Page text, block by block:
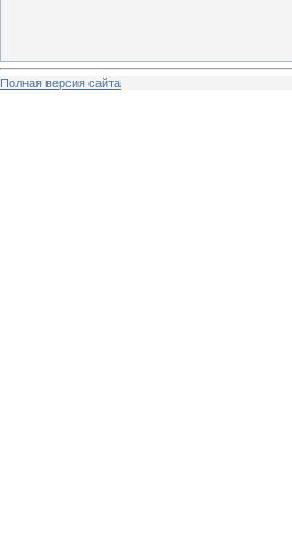
Полная версия сайта